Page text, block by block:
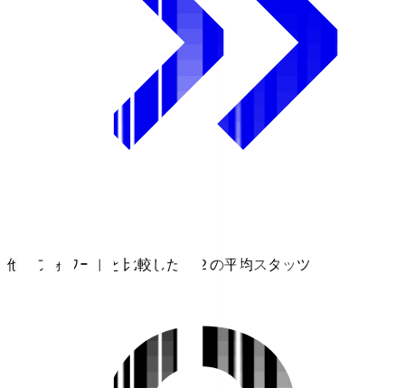
他のフォワードと比較したＪ２の平均スタッツ